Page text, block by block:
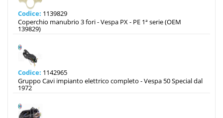
Codice: 1139829
Coperchio manubrio 3 fori - Vespa PX - PE 1ª serie (OEM
139829)
Codice: 1142965
Gruppo Cavi impianto elettrico completo - Vespa 50 Special dal
1972